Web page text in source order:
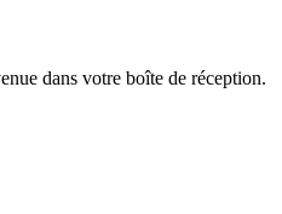
dans votre boîte de réception.